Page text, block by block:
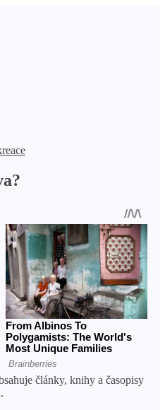
články, knihy a časopisy